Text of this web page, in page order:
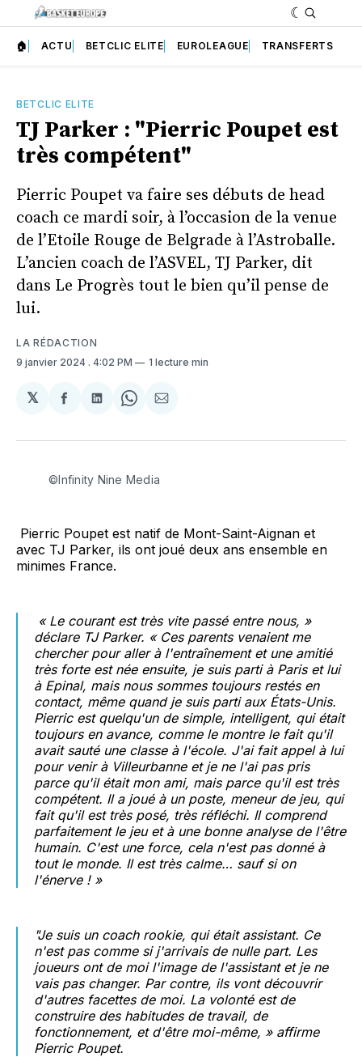
🏠 ACTU BETCLIC ELITE EUROLEAGUE TRANSFERTS
BETCLIC ELITE
TJ Parker : "Pierric Poupet est
très compétent"
Pierric Poupet va faire ses débuts de head
coach ce mardi soir, à l’occasion de la venue
de l’Etoile Rouge de Belgrade à l’Astroballe.
L’ancien coach de l’ASVEL, TJ Parker, dit
dans Le Progrès tout le bien qu’il pense de
lui.
LA RÉDACTION
9 janvier 2024 . 4:02 PM 1 lecture min
𝕏
Partager
Facebook
Partager
LinkedIn
Share
WhatsApp
Partager
Courriel
©Infinity Nine Media
Pierric Poupet est natif de Mont-Saint-Aignan et
avec TJ Parker, ils ont joué deux ans ensemble en
minimes France.
« Le courant est très vite passé entre nous, »
déclare TJ Parker. « Ces parents venaient me
chercher pour aller à l'entraînement et une amitié
très forte est née ensuite, je suis parti à Paris et lui
à Epinal, mais nous sommes toujours restés en
contact, même quand je suis parti aux États-Unis.
Pierric est quelqu'un de simple, intelligent, qui était
toujours en avance, comme le montre le fait qu'il
avait sauté une classe à l'école. J'ai fait appel à lui
pour venir à Villeurbanne et je ne l'ai pas pris
parce qu'il était mon ami, mais parce qu'il est très
compétent. Il a joué à un poste, meneur de jeu, qui
fait qu'il est très posé, très réfléchi. Il comprend
parfaitement le jeu et à une bonne analyse de l'être
humain. C'est une force, cela n'est pas donné à
tout le monde. Il est très calme… sauf si on
l'énerve ! »
"Je suis un coach rookie, qui était assistant. Ce
n'est pas comme si j'arrivais de nulle part. Les
joueurs ont de moi l'image de l'assistant et je ne
vais pas changer. Par contre, ils vont découvrir
d'autres facettes de moi. La volonté est de
construire des habitudes de travail, de
fonctionnement, et d'être moi-même, » affirme
Pierric Poupet.